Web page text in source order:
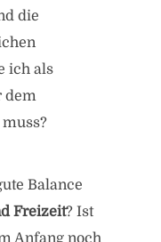
die
ich als
dem
Balance
Freizeit? Ist
Anfang noch